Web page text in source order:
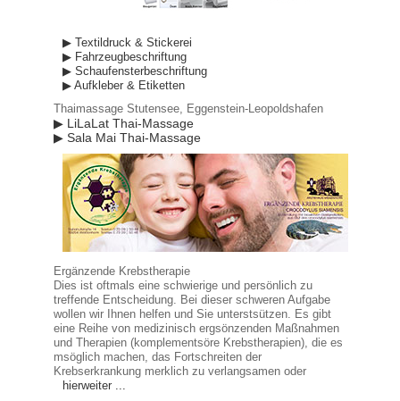
▶ Textildruck & Stickerei
▶ Fahrzeugbeschriftung
▶ Schaufensterbeschriftung
▶ Aufkleber & Etiketten
Thaimassage Stutensee, Eggenstein-Leopoldshafen
▶ LiLaLat Thai-Massage
▶ Sala Mai Thai-Massage
Ergänzende Krebstherapie
Dies ist oftmals eine schwierige und persönlich zu
treffende Entscheidung. Bei dieser schweren Aufgabe
wollen wir Ihnen helfen und Sie unterstsützen. Es gibt
eine Reihe von medizinisch ergsönzenden Maßnahmen
und Therapien (komplementsöre Krebstherapien), die es
msöglich machen, das Fortschreiten der
Krebserkrankung merklich zu verlangsamen oder
hierweiter ...